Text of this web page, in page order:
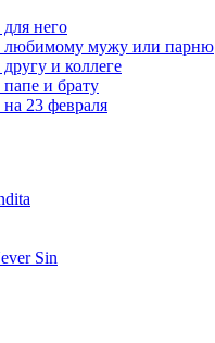
него
любимому мужу или парню
и коллеге
и брату
23 февраля
Sin